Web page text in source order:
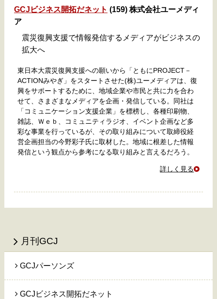
GCJビジネス開拓だネット (159) 株式会社ユーメディ
ア
震災復興支援で情報発信するメディアがビジネスの
拡大へ
東日本大震災復興支援への願いから「ともにPROJECT－
ACTIONみやぎ」をスタートさせた(株)ユーメディアは、復
興をサポートするために、地域企業や市民と共に力を合わ
せて、さまざまなメディアを企画・発信している。同社は
「コミュニケーション支援企業」を標榜し、各種印刷物、
雑誌、Ｗｅｂ、コミュニティラジオ、イベント企画など多
彩な事業を行っているが、その取り組みについて取締役経
営企画担当の今野彩子氏に取材した。地域に根差した情報
発信という観点から参考になる取り組みと言えるだろう。
詳しく見る
月刊GCJ
GCJパーソンズ
GCJビジネス開拓だネット